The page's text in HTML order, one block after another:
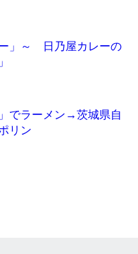
」～ 日乃屋カレーの
でラーメン→茨城県自
リン